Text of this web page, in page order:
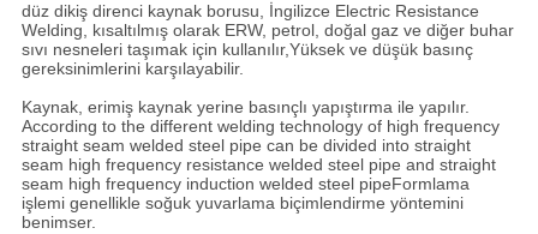
düz dikiş direnci kaynak borusu, İngilizce Electric Resistance
Welding, kısaltılmış olarak ERW, petrol, doğal gaz ve diğer buhar
sıvı nesneleri taşımak için kullanılır,Yüksek ve düşük basınç
gereksinimlerini karşılayabilir.
Kaynak, erimiş kaynak yerine basınçlı yapıştırma ile yapılır.
According to the different welding technology of high frequency
straight seam welded steel pipe can be divided into straight
seam high frequency resistance welded steel pipe and straight
seam high frequency induction welded steel pipeFormlama
işlemi genellikle soğuk yuvarlama biçimlendirme yöntemini
benimser.